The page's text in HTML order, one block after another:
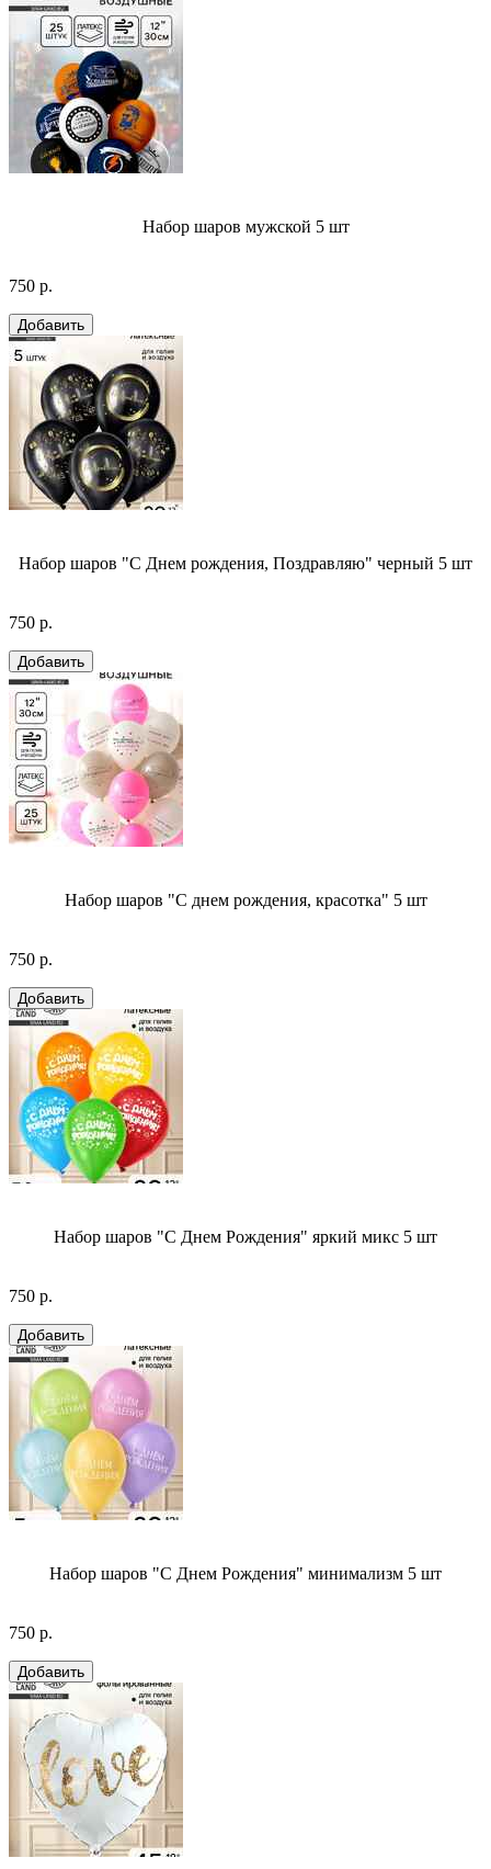
Набор шаров мужской 5 шт
750 р.
Набор шаров "С Днем рождения, Поздравляю" черный 5 шт
750 р.
Набор шаров "С днем рождения, красотка" 5 шт
750 р.
Набор шаров "С Днем Рождения" яркий микс 5 шт
750 р.
Набор шаров "С Днем Рождения" минимализм 5 шт
750 р.